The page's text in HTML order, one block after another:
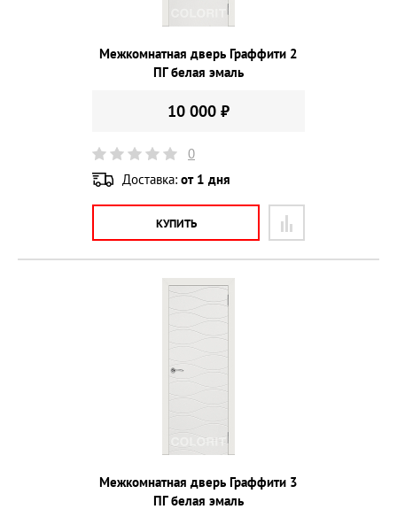
Межкомнатная дверь Граффити 2
ПГ белая эмаль
10 000 ₽
0
Доставка: от 1 дня
КУПИТЬ
Межкомнатная дверь Граффити 3
ПГ белая эмаль